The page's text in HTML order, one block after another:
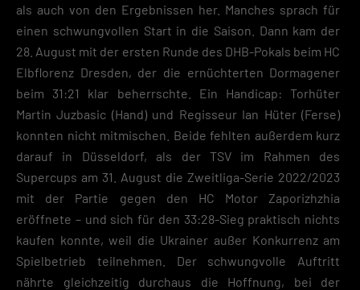
als auch von den Ergebnissen her. Manches sprach für
einen schwungvollen Start in die Saison. Dann kam der
28. August mit der ersten Runde des DHB-Pokals beim HC
Elbflorenz Dresden, der die ernüchterten Dormagener
beim 31:21 klar beherrschte. Ein Handicap: Torhüter
Martin Juzbasic (Hand) und Regisseur Ian Hüter (Ferse)
konnten nicht mitmischen. Beide fehlten außerdem kurz
darauf in Düsseldorf, als der TSV im Rahmen des
Supercups am 31. August die Zweitliga-Serie 2022/2023
mit der Partie gegen den HC Motor Zaporizhzhia
eröffnete – und sich für den 33:28-Sieg praktisch nichts
kaufen konnte, weil die Ukrainer außer Konkurrenz am
Spielbetrieb teilnehmen. Der schwungvolle Auftritt
nährte gleichzeitig durchaus die Hoffnung, bei der